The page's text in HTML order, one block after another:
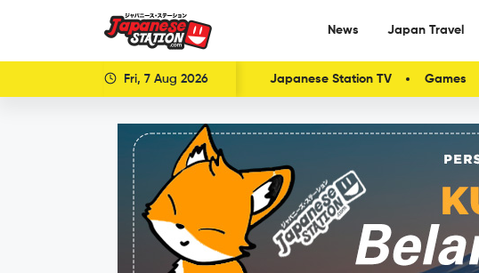
News Japan Travel
Fri, 7 Aug 2026 Japanese Station TV Games